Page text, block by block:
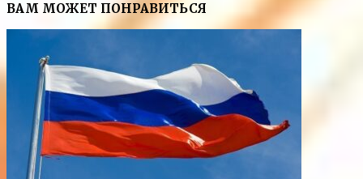
ВАМ МОЖЕТ ПОНРАВИТЬСЯ